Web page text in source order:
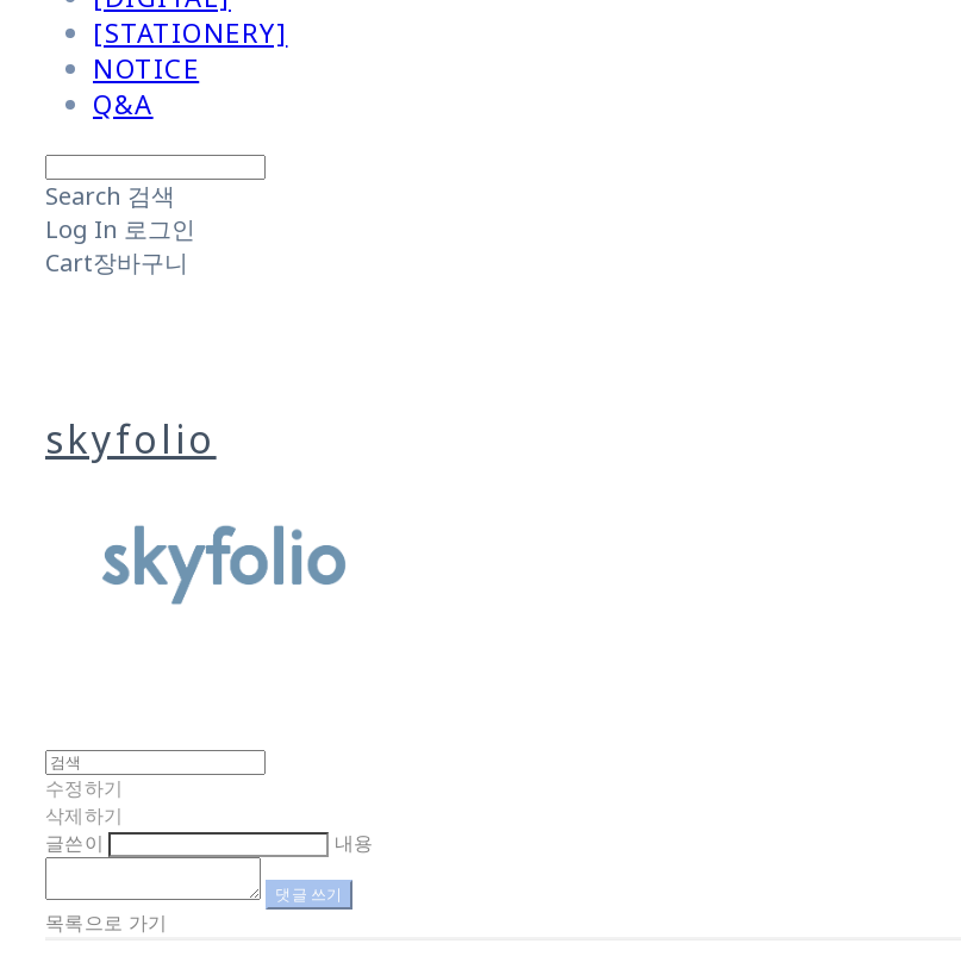
[STATIONERY]
NOTICE
Q&A
Search 검색
Log In 로그인
Cart장바구니
skyfolio
수정하기
삭제하기
글쓴이
내용
댓글 쓰기
목록으로 가기